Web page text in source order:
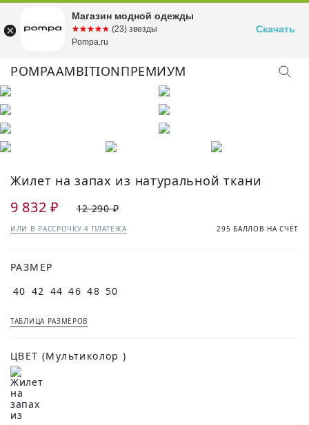
POMPAAMBITIONПРЕМИУМ
КУПИТЬ ОБРАЗ
Жилет на запах из натуральной ткани
9 832 ₽ 12 290 ₽
ИЛИ В РАССРОЧКУ 4 ПЛАТЕЖА 295 БАЛЛОВ НА СЧЁТ
РАЗМЕР
40 42 44 46 48 50
ТАБЛИЦА РАЗМЕРОВ
ЦВЕТ (Мультиколор )
Магазин модной одежды
☆☆☆☆☆
★★★★★ (23) звезды
Pompa.ru
Скачать